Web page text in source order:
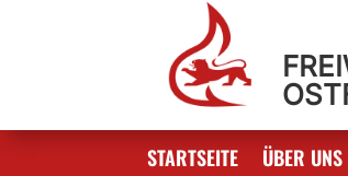
STARTSEITE ÜBER UNS